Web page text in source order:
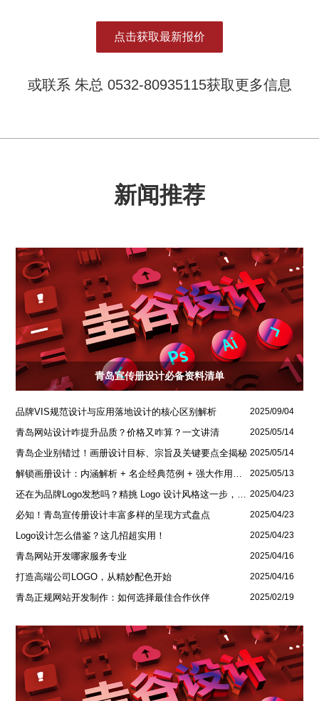
点击获取最新报价
或联系 朱总 0532-80935115获取更多信息
新闻推荐
青岛宣传册设计必备资料清单
品牌VIS规范设计与应用落地设计的核心区别解析 2025/09/04
青岛网站设计咋提升品质？价格又咋算？一文讲清 2025/05/14
青岛企业别错过！画册设计目标、宗旨及关键要点全揭秘 2025/05/14
解锁画册设计：内涵解析 + 名企经典范例 + 强大作用全揭秘 2025/05/13
还在为品牌Logo发愁吗？精挑 Logo 设计风格这一步，轻松铸就独属于你的品牌魅力 2025/04/23
必知！青岛宣传册设计丰富多样的呈现方式盘点 2025/04/23
Logo设计怎么借鉴？这几招超实用！ 2025/04/23
青岛网站开发哪家服务专业 2025/04/16
打造高端公司LOGO，从精妙配色开始 2025/04/16
青岛正规网站开发制作：如何选择最佳合作伙伴 2025/02/19